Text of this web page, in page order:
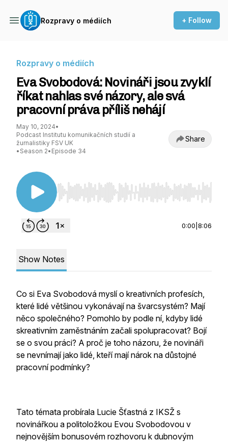
Rozpravy o médiích + Follow
Rozpravy o médiích
Eva Svobodová: Novináři jsou zvyklí
říkat nahlas své názory, ale svá
pracovní práva příliš nehájí
May 10, 2024•
Podcast Institutu komunikačních studií a
žurnalistiky FSV UK
• Season 2• Episode 34
Share
Use Left/Right to seek, Home/End to jump to
0:00 8:06
Show Notes
Co si Eva Svobodová myslí o kreativních profesích,
které lidé většinou vykonávají na švarcsystém? Mají
něco společného? Pomohlo by podle ní, kdyby lidé
skreativním zaměstnáním začali spolupracovat? Bojí
se o svou práci? A proč je toho názoru, že novináři
se nevnímají jako lidé, kteří mají nárok na důstojné
pracovní podmínky?
Tato témata probírala Lucie Šťastná z IKSŽ s
novinářkou a politoložkou Evou Svobodovou v
nejnovějším bonusovém rozhovoru k dubnovým